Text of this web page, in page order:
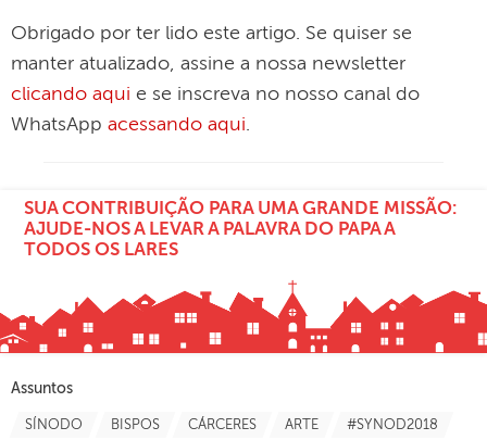
Obrigado por ter lido este artigo. Se quiser se
manter atualizado, assine a nossa newsletter
clicando aqui e se inscreva no nosso canal do
WhatsApp acessando aqui.
SUA CONTRIBUIÇÃO PARA UMA GRANDE MISSÃO:
AJUDE-NOS A LEVAR A PALAVRA DO PAPA A
TODOS OS LARES
Assuntos
SÍNODO BISPOS CÁRCERES ARTE #SYNOD2018